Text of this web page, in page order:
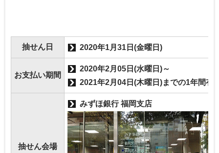
抽せん日 2020年1月31日(金曜日)
お支払い期間
2020年2月05日(水曜日)～
2021年2月04日(木曜日)までの1年間有
抽せん会場
みずほ銀行 福岡支店